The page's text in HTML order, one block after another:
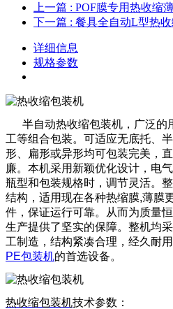
上一篇 : POF膜专用热收缩
下一篇 : 餐具全自动L型热
详细信息
规格参数
半自动热收缩包装机，广泛的
工等组合包装。可适应无底托、
形、扁形或异形均可包装完美，
廉。本机采用新颖优化设计，电
瓶型和包装规格时，调节灵活。
结构，适用现在各种热缩膜,薄膜
件，保证运行可靠。从而为质量
生产提供了坚实的保障。整机均
工制造，结构紧凑合理，经久耐
PE包装机的首选设备。
热收缩包装机技术参数：